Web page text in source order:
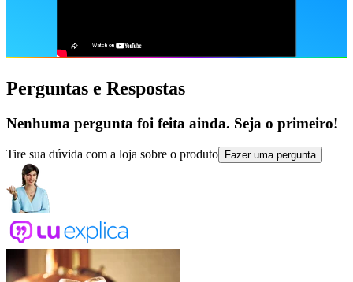
Perguntas e Respostas
Nenhuma pergunta foi feita ainda. Seja o primeiro!
Tire sua dúvida com a loja sobre o produto Fazer uma pergunta